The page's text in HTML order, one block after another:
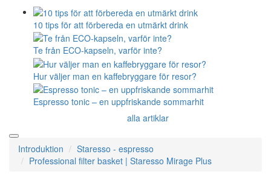
10 tips för att förbereda en utmärkt drink
Te från ECO-kapseln, varför inte?
Hur väljer man en kaffebryggare för resor?
Espresso tonic – en uppfriskande sommarhit
alla artiklar
Introduktion
Staresso - espresso
Professional filter basket | Staresso Mirage Plus